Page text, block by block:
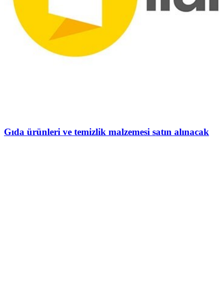
Gıda ürünleri ve temizlik malzemesi satın alınacak